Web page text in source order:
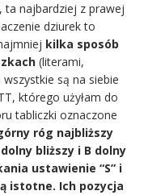
ta najbardziej z prawej
dziurek to
kilka sposób
(literami,
są na siebie
którego użyłam do
tabliczki oznaczone
róg najbliższy
bliższy i B dolny
ustawienie “S” i
istotne. Ich pozycja